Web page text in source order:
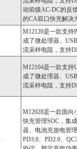
动前级AC-DC的反
的CA双口快充解决
M12120是一款支持
成了微处理器、
流采样电阻，支持
M12104是一款支持
成了微处理器、
流采样电阻，支持
M12028是一款面向
快充管理SOC，集
器、电池充放电管
PD3.0、PD2.0、